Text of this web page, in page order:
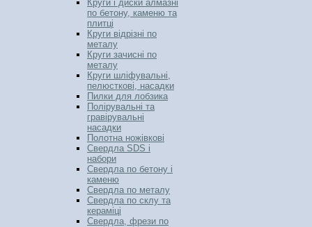
Круги і диски алмазні
по бетону, каменю та
плитці
Круги відрізні по
металу
Круги зачисні по
металу
Круги шліфувальні,
пелюсткові, насадки
Пилки для лобзика
Полірувальні та
гравірувальні
насадки
Полотна ножівкові
Свердла SDS і
набори
Свердла по бетону і
каменю
Свердла по металу
Свердла по склу та
кераміці
Свердла, фрези по